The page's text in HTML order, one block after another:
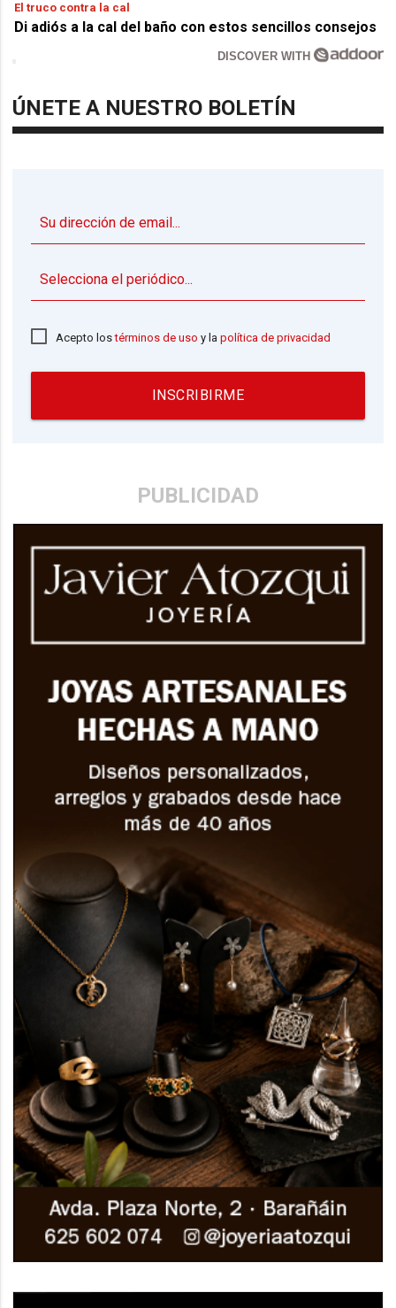
El truco contra la cal
Di adiós a la cal del baño con estos sencillos consejos
DISCOVER WITH
ÚNETE A NUESTRO BOLETÍN
Acepto lostérminos de uso y lapolítica de privacidad
INSCRIBIRME
PUBLICIDAD